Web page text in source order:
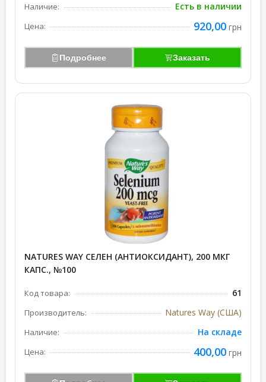
Наличие: Есть в наличии
Цена: 920,00 грн
Подробнее Заказать
NATURES WAY СЕЛЕН (АНТИОКСИДАНТ), 200 МКГ
КАПС., №100
Код товара: 61
Производитель: Natures Way (США)
Наличие: На складе
Цена: 400,00 грн